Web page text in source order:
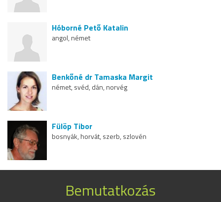
Hóborné Pető Katalin
angol, német
Benkőné dr Tamaska Margit
német, svéd, dán, norvég
Fülöp Tibor
bosnyák, horvát, szerb, szlovén
Bemutatkozás